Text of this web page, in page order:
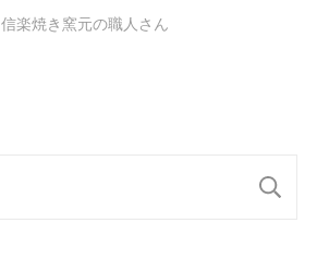
信楽焼き窯元の職人さん